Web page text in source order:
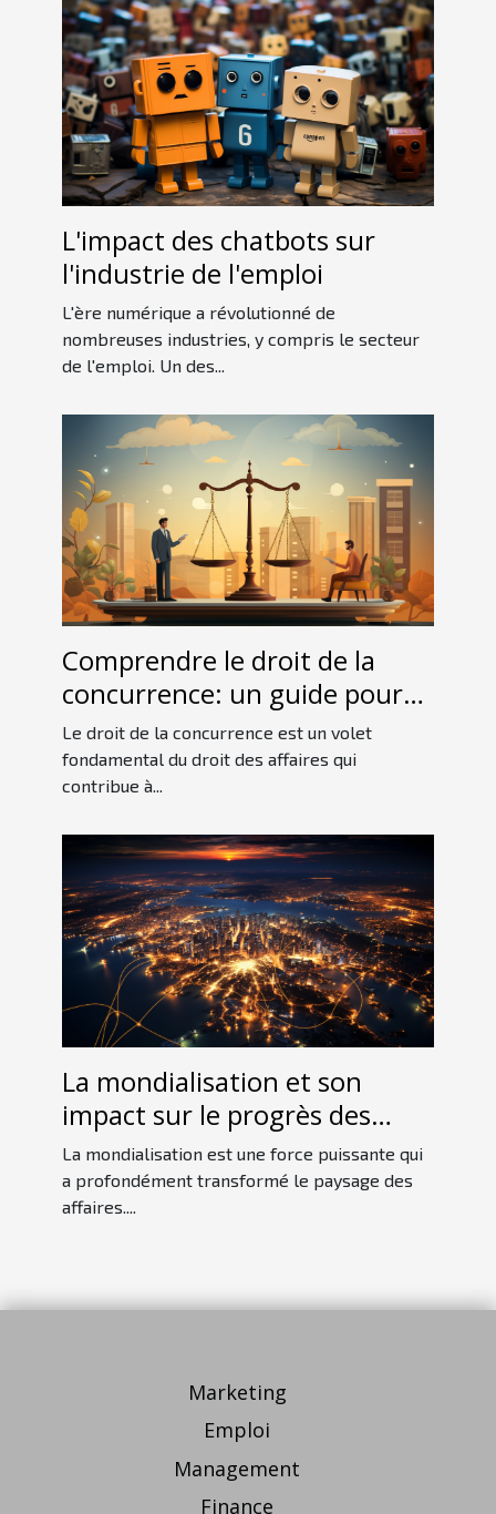
L'impact des chatbots sur
l'industrie de l'emploi
L'ère numérique a révolutionné de
nombreuses industries, y compris le secteur
de l'emploi. Un des...
Comprendre le droit de la
concurrence: un guide pour
les débutants
Le droit de la concurrence est un volet
fondamental du droit des affaires qui
contribue à...
La mondialisation et son
impact sur le progrès des
entreprises
La mondialisation est une force puissante qui
a profondément transformé le paysage des
affaires....
Marketing
Emploi
Management
Finance